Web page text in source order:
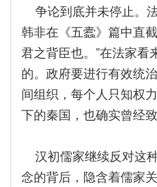
争论到底并未停止。
韩非在《五蠹》篇中直
君之背臣也。”在法家看
的。政府要进行有效统
间组织，每个人只知权
下的秦国，也确实曾经
汉初儒家继续反对这
念的背后，隐含着儒家